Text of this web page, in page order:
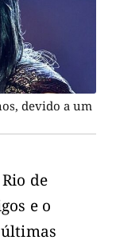
devido a um
de
e o